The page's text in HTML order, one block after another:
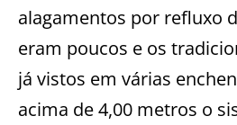
alagamentos por refluxo
eram poucos e os
já vistos em várias
acima de 4,00 metros o